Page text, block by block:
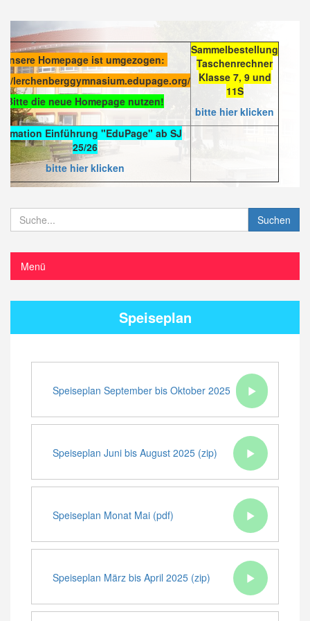
Unsere Homepage ist umgezogen:
lerchenberggymnasium.edupage.org/
Bitte die neue Homepage nutzen!
Sammelbestellung
Taschenrechner
Klasse 7, 9 und
11S
bitte hier klicken
Einführung "EduPage" ab SJ
25/26
bitte hier klicken
Suchen
Menü
Speiseplan
Speiseplan September bis Oktober 2025
Speiseplan Juni bis August 2025 (zip)
Speiseplan Monat Mai (pdf)
Speiseplan März bis April 2025 (zip)